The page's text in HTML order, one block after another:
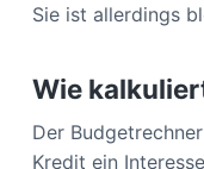
Sie ist allerdings
Wie
Der
Kredit ein